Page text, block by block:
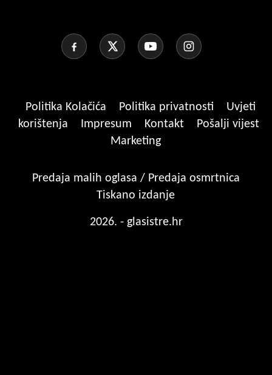
Politika Kolačića Politika privatnosti
Uvjeti
korištenja
Impresum Kontakt
Pošalji vijest
Marketing
Predaja malih oglasa / Predaja osmrtnica
Tiskano izdanje
2026. - glasistre.hr